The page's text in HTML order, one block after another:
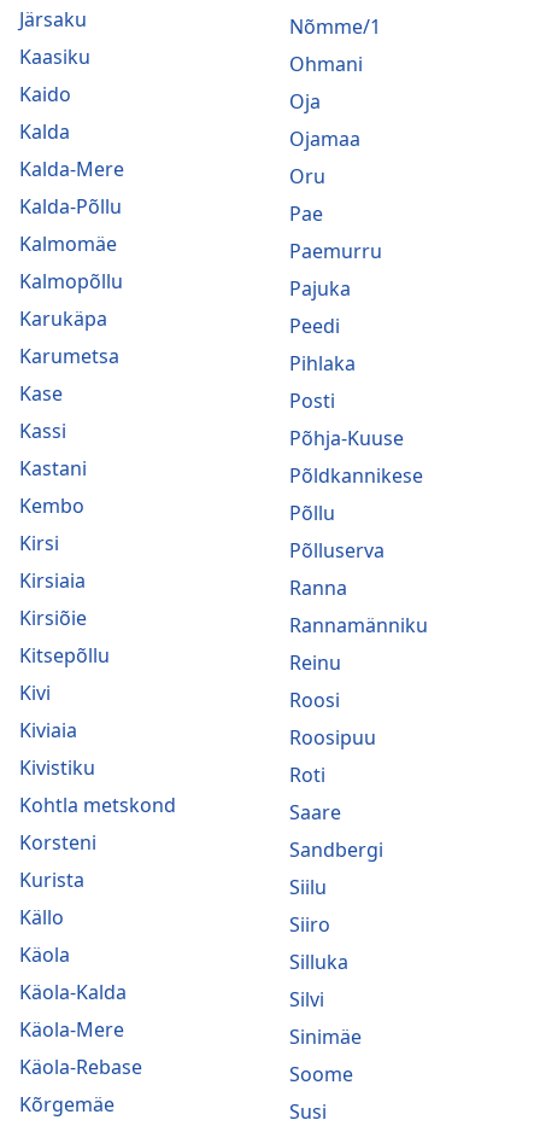
Järsaku
Kaasiku
Kaido
Kalda
Kalda-Mere
Kalda-Põllu
Kalmomäe
Kalmopõllu
Karukäpa
Karumetsa
Kase
Kassi
Kastani
Kembo
Kirsi
Kirsiaia
Kirsiõie
Kitsepõllu
Kivi
Kiviaia
Kivistiku
Kohtla metskond
Korsteni
Kurista
Källo
Käola
Käola-Kalda
Käola-Mere
Käola-Rebase
Kõrgemäe
Nõmme/1
Ohmani
Oja
Ojamaa
Oru
Pae
Paemurru
Pajuka
Peedi
Pihlaka
Posti
Põhja-Kuuse
Põldkannikese
Põllu
Põlluserva
Ranna
Rannamänniku
Reinu
Roosi
Roosipuu
Roti
Saare
Sandbergi
Siilu
Siiro
Silluka
Silvi
Sinimäe
Soome
Susi